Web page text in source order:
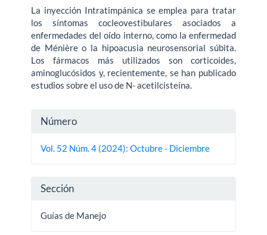
La inyección Intratimpánica se emplea para tratar
los síntomas cocleovestibulares asociados a
enfermedades del oído interno, como la enfermedad
de Ménière o la hipoacusia neurosensorial súbita.
Los fármacos más utilizados son corticoides,
aminoglucósidos y, recientemente, se han publicado
estudios sobre el uso de N- acetilcisteína.
Detalles
del
Número
Vol. 52 Núm. 4 (2024): Octubre - Diciembre
Sección
Guías de Manejo